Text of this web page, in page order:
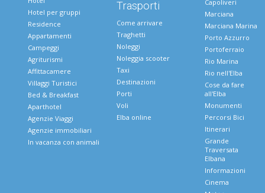
Hotel per gruppi
Residence
Appartamenti
Campeggi
Agriturismi
Affittacamere
Villaggi Turistici
Bed & Breakfast
Aparthotel
Agenzie Viaggi
Agenzie immobiliari
In vacanza con animali
Trasporti
Come arrivare
Traghetti
Noleggi
Noleggia scooter
Taxi
Destinazioni
Porti
Voli
Elba online
Capoliveri
Marciana
Marciana Marina
Porto Azzurro
Portoferraio
Rio Marina
Rio nell'Elba
Cose da fare
all'Elba
Monumenti
Percorsi Bici
Itinerari
Grande
Traversata
Elbana
Informazioni
Cinema